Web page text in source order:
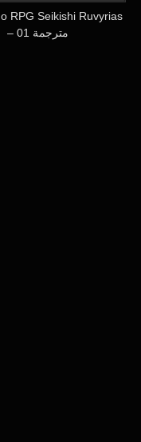
RPG Seikishi Ruvyrias
– 01 مترجمة